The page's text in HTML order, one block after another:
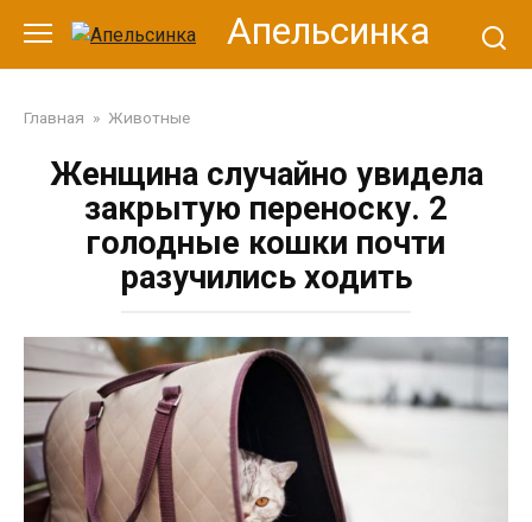
контенту
Апельсинка
Главная » Животные
Женщина случайно увидела
закрытую переноску. 2
голодные кошки почти
разучились ходить